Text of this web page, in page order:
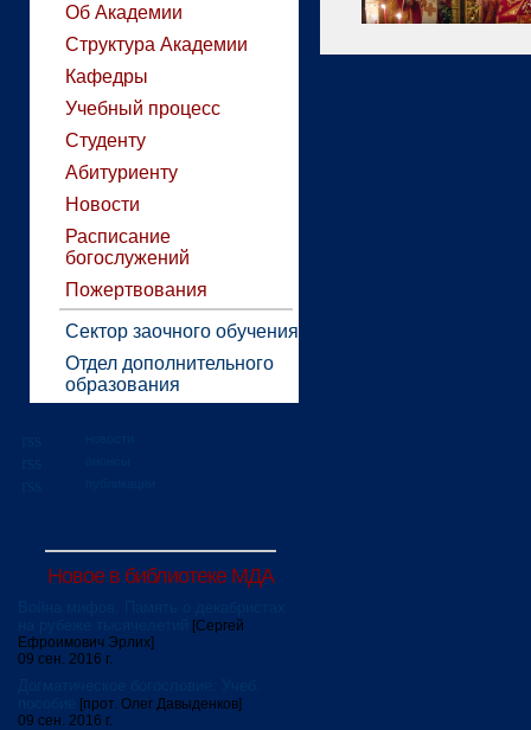
Об Академии
Структура Академии
Кафедры
Учебный процесс
Студенту
Абитуриенту
Новости
Расписание
богослужений
Пожертвования
Сектор заочного обучения
Отдел дополнительного
образования
Новое в библиотеке МДА
[Сергей
Ефроимович Эрлих]
09 сен. 2016 г.
[прот. Олег Давыденков]
09 сен. 2016 г.